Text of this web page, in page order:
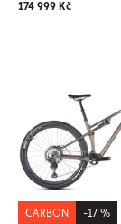
174 999 Kč
CARBON -17 %